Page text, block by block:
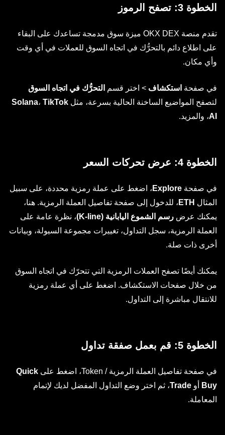
الخطوة 3: تصفح الرموز
تقدم منصة OKX DEX ميزة سوق مدمجة تساعدك على البقاء
على اطلاع دائم بالتحرُّك في اتجاه السوق للعملات في أي وقت
وأي مكان.
في صفحة استكشاف > اختر قسم
التحرُّك في اتجاه السوق
لتصفح المواضيع الساخنة الحالية بسرعة، مثل
Solana، TikTok
AI، والمزيد.
الخطوة 4: عرض تحركات السعر
في صفحة Explore ، اضغط على عملة رمزية محددة، على سبيل
المثال ETH ، للدخول إلى صفحة تفاصيل العملة الرمزية. هنا،
يمكنك عرض رسم الشموع اليابانية (K-line)
، نظرة عامة على
العملة الرمزية، سجل التداول، تغييرات مجموعة السيولة، وبيانات
أخرى ذات صلة.
يمكنك أيضًا تصفح العملات الرمزية التي تتحرّك في اتجاه السوق
من خلال صفحات الاستكشاف. اضغط على أي عملة رمزية
للانتقال مباشرة إلى التداول.
الخطوة 5: قم بعمل صفقة تداول
في صفحة تفاصيل العملة الرمزية / Token، اضغط على
Quick
Buy
أو Trade، ثم اختر وضع التداول المفضل لديك لإتمام
المعاملة.